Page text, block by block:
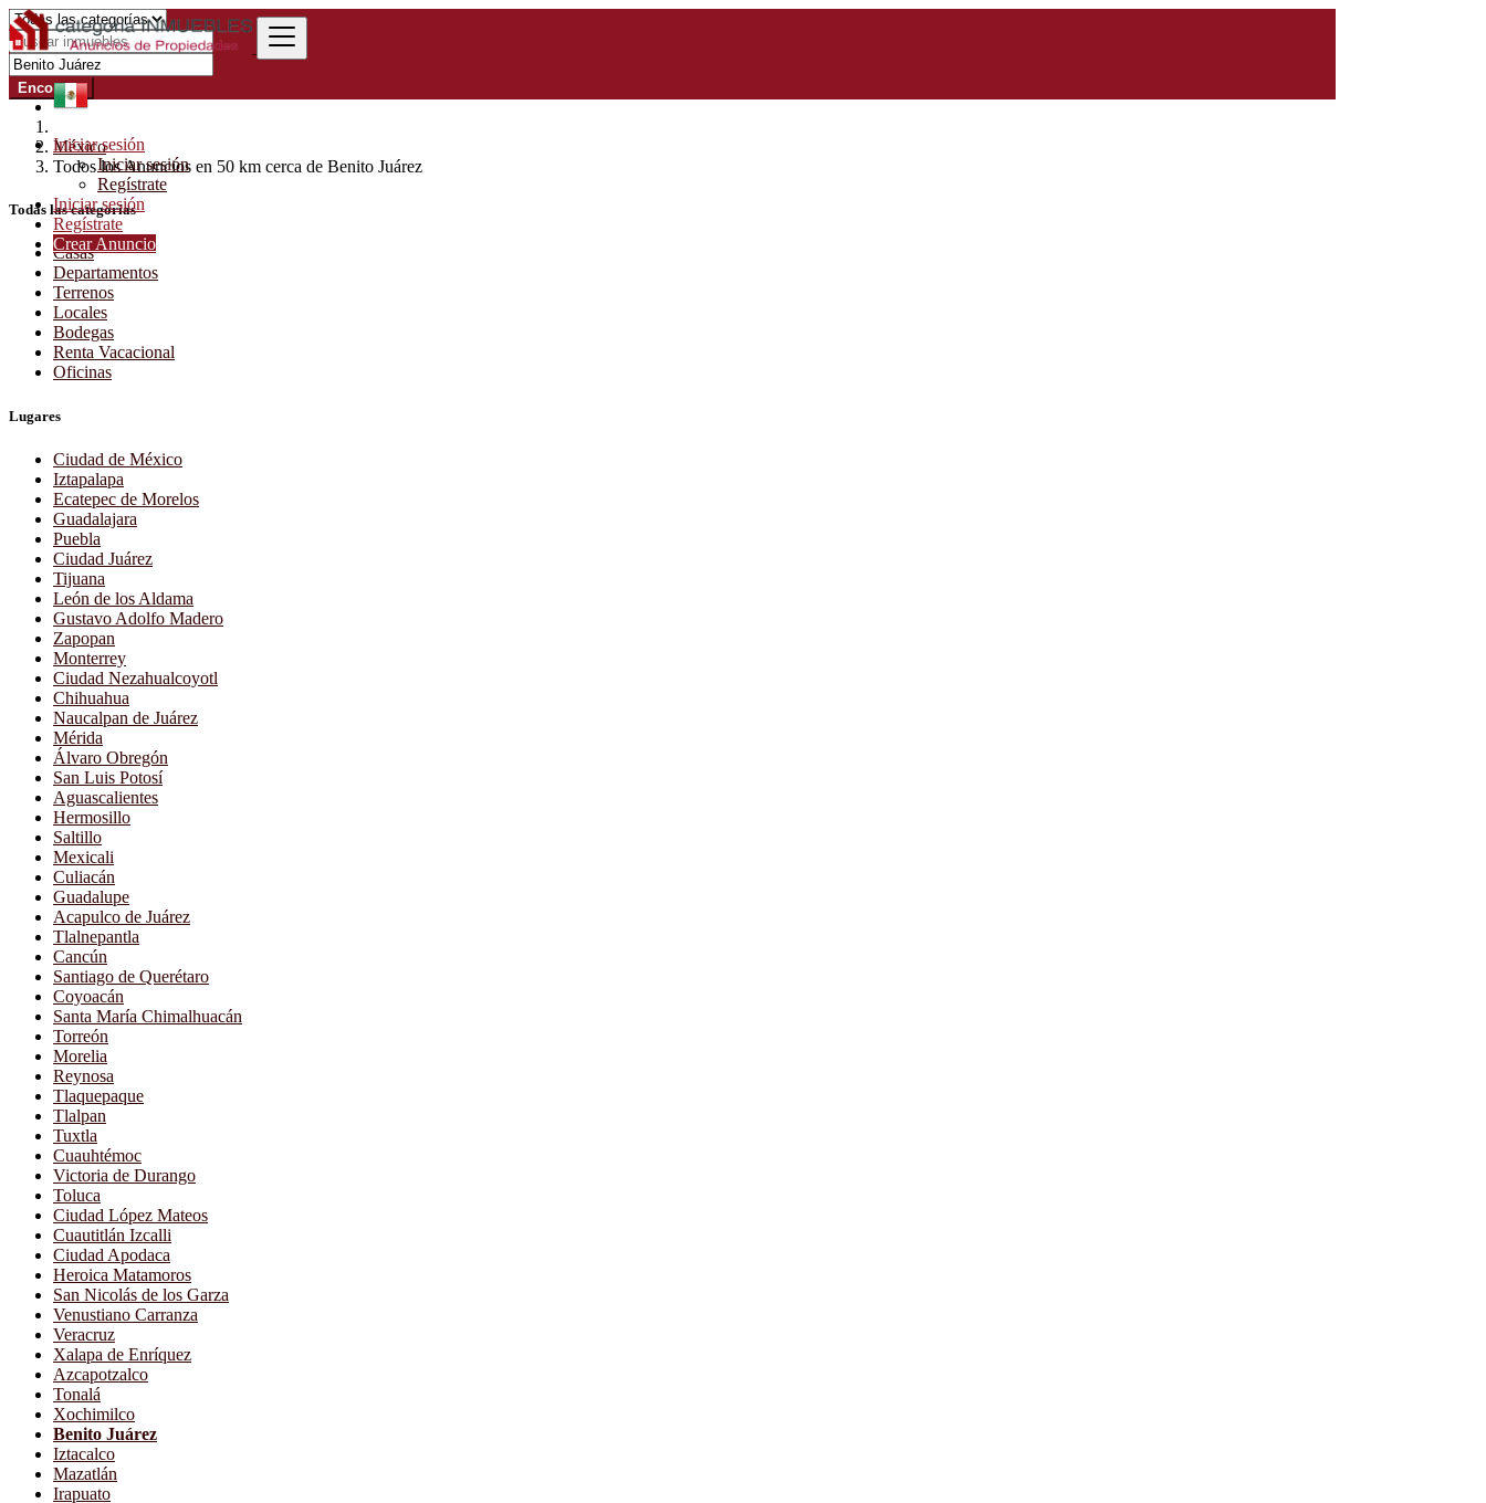
Iniciar sesión
Iniciar sesión
Regístrate
Iniciar sesión
Regístrate
Crear Anuncio
Encontrar
México
Todos los Anuncios en 50 km cerca de Benito Juárez
Todas las categorías
Casas
Departamentos
Terrenos
Locales
Bodegas
Renta Vacacional
Oficinas
Lugares
Ciudad de México
Iztapalapa
Ecatepec de Morelos
Guadalajara
Puebla
Ciudad Juárez
Tijuana
León de los Aldama
Gustavo Adolfo Madero
Zapopan
Monterrey
Ciudad Nezahualcoyotl
Chihuahua
Naucalpan de Juárez
Mérida
Álvaro Obregón
San Luis Potosí
Aguascalientes
Hermosillo
Saltillo
Mexicali
Culiacán
Guadalupe
Acapulco de Juárez
Tlalnepantla
Cancún
Santiago de Querétaro
Coyoacán
Santa María Chimalhuacán
Torreón
Morelia
Reynosa
Tlaquepaque
Tlalpan
Tuxtla
Cuauhtémoc
Victoria de Durango
Toluca
Ciudad López Mateos
Cuautitlán Izcalli
Ciudad Apodaca
Heroica Matamoros
San Nicolás de los Garza
Venustiano Carranza
Veracruz
Xalapa de Enríquez
Azcapotzalco
Tonalá
Xochimilco
Benito Juárez
Iztacalco
Mazatlán
Irapuato